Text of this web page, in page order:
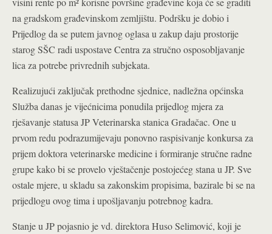
na gradskom građevinskom zemljištu. Podršku je dobio i
Prijedlog da se putem javnog oglasa u zakup daju prostorije
starog SŠC radi uspostave Centra za stručno osposobljavanje
lica za potrebe privrednih subjekata.
Realizujući zaključak prethodne sjednice, nadležna općinska
Služba danas je vijećnicima ponudila prijedlog mjera za
rješavanje statusa JP Veterinarska stanica Gradačac. One u
prvom redu podrazumijevaju ponovno raspisivanje konkursa za
prijem doktora veterinarske medicine i formiranje stručne radne
grupe kako bi se provelo vještačenje postojećeg stana u JP. Sve
ostale mjere, u skladu sa zakonskim propisima, bazirale bi se na
prijedlogu ovog tima i upošljavanju potrebnog kadra.
Stanje u JP pojasnio je vd. direktora Huso Selimović, koji je